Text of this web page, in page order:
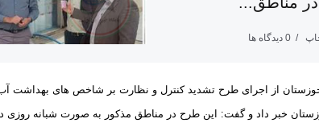
0 دیدگاه ها
خبر داد و گفت: این طرح در مناطق مذکور به صورت شبانه روزی